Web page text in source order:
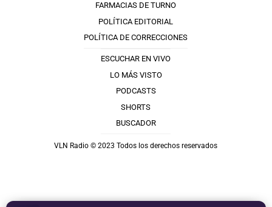
FARMACIAS DE TURNO
POLÍTICA EDITORIAL
POLÍTICA DE CORRECCIONES
ESCUCHAR EN VIVO
LO MÁS VISTO
PODCASTS
SHORTS
BUSCADOR
VLN Radio © 2023 Todos los derechos reservados